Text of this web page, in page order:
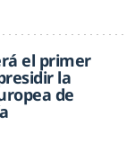
el primer
la
de